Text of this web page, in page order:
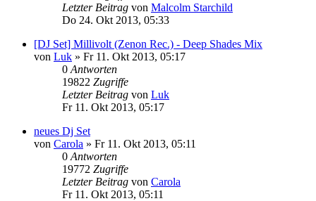
Letzter Beitrag von Malcolm Starchild
Do 24. Okt 2013, 05:33
[DJ Set] Millivolt (Zenon Rec.) - Deep Shades Mix
von Luk » Fr 11. Okt 2013, 05:17
0 Antworten
19822 Zugriffe
Letzter Beitrag von Luk
Fr 11. Okt 2013, 05:17
neues Dj Set
von Carola » Fr 11. Okt 2013, 05:11
0 Antworten
19772 Zugriffe
Letzter Beitrag von Carola
Fr 11. Okt 2013, 05:11